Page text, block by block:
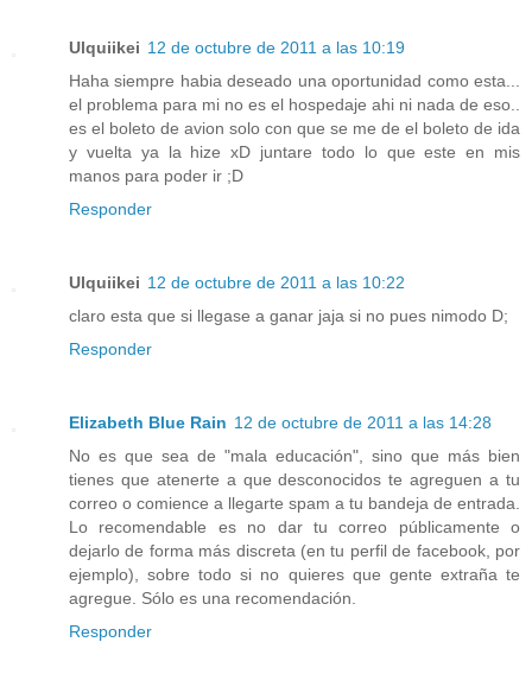
Ulquiikei 12 de octubre de 2011 a las 10:19
Haha siempre habia deseado una oportunidad como esta...
el problema para mi no es el hospedaje ahi ni nada de eso..
es el boleto de avion solo con que se me de el boleto de ida
y vuelta ya la hize xD juntare todo lo que este en mis
manos para poder ir ;D
Responder
Ulquiikei 12 de octubre de 2011 a las 10:22
claro esta que si llegase a ganar jaja si no pues nimodo D;
Responder
Elizabeth Blue Rain 12 de octubre de 2011 a las 14:28
No es que sea de "mala educación", sino que más bien
tienes que atenerte a que desconocidos te agreguen a tu
correo o comience a llegarte spam a tu bandeja de entrada.
Lo recomendable es no dar tu correo públicamente o
dejarlo de forma más discreta (en tu perfil de facebook, por
ejemplo), sobre todo si no quieres que gente extraña te
agregue. Sólo es una recomendación.
Responder